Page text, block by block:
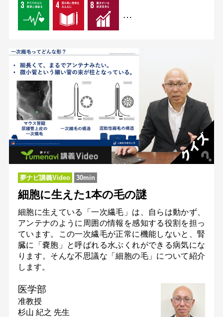
…
夢ナビ講義Video 30min
細胞に生えた1本の毛の謎
細胞に生えている「一次繊毛」は、自らは動かず、
アンテナのように周囲の情報を感知する役割を担っ
ています。この一次繊毛が正常に機能しないと、腎
臓に「嚢胞」と呼ばれる水ぶくれができる病気にな
ります。そんな不思議な「細胞の毛」について紹介
します。
医学部
准教授
杉山 紀之 先生